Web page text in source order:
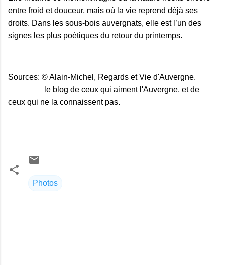
entre froid et douceur, mais où la vie reprend déjà ses
droits. Dans les sous‑bois auvergnats, elle est l’un des
signes les plus poétiques du retour du printemps.
Sources: © Alain-Michel, Regards et Vie d'Auvergne.
le blog de ceux qui aiment l'Auvergne, et de
ceux qui ne la connaissent pas.
Photos